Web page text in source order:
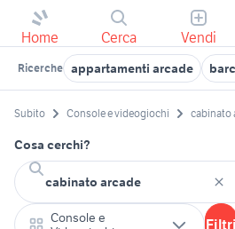
Home Cerca Vendi
Ricerche appartamenti arcade
Subito Console e videogiochi cabinato
Cosa cerchi?
Console e
Filtri